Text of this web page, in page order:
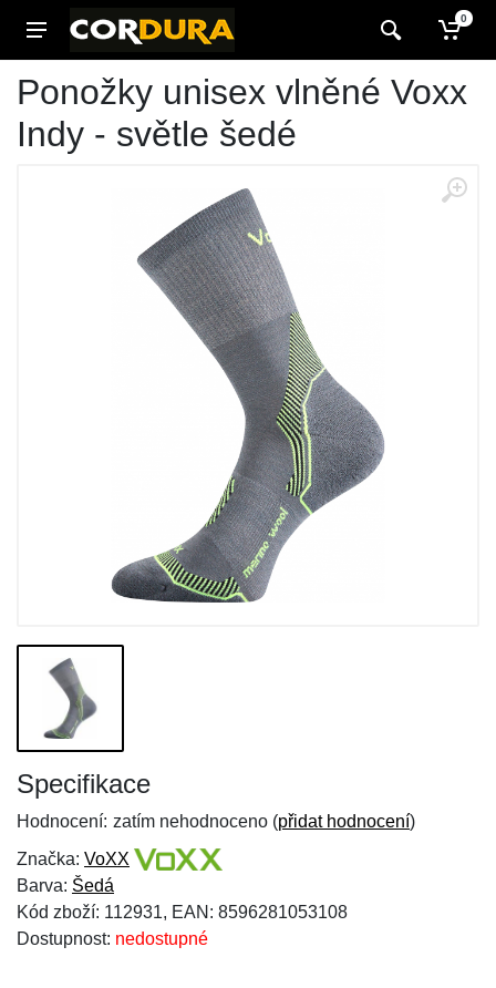
0
Ponožky unisex vlněné Voxx
Indy - světle šedé
Specifikace
Hodnocení: zatím nehodnoceno (přidat hodnocení)
Značka: VoXX
Barva: Šedá
Kód zboží: 112931, EAN: 8596281053108
Dostupnost: nedostupné